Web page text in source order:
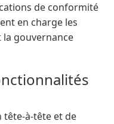
de conformité
en charge les
gouvernance
tête-à-tête et de